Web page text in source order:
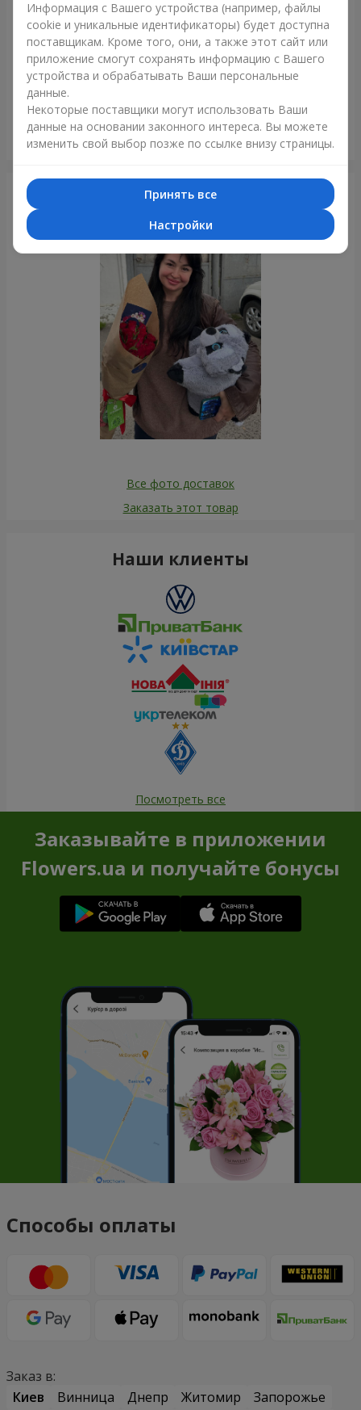
Гигантский бежевый мишка и 25 красных роз
Луцк
Фотогалерея
Все фото доставок
Заказать этот товар
Наши клиенты
Посмотреть все
Заказывайте в приложении
Flowers.ua и получайте бонусы
Способы оплаты
Заказ в:
Киев
Винница Днепр Житомир
Запорожье
Информация с Вашего устройства (например, файлы
cookie и уникальные идентификаторы) будет доступна
поставщикам. Кроме того, они, а также этот сайт или
приложение смогут сохранять информацию с Вашего
устройства и обрабатывать Ваши персональные
данные.
Некоторые поставщики могут использовать Ваши
данные на основании законного интереса. Вы можете
изменить свой выбор позже по ссылке внизу страницы.
Принять все
Настройки